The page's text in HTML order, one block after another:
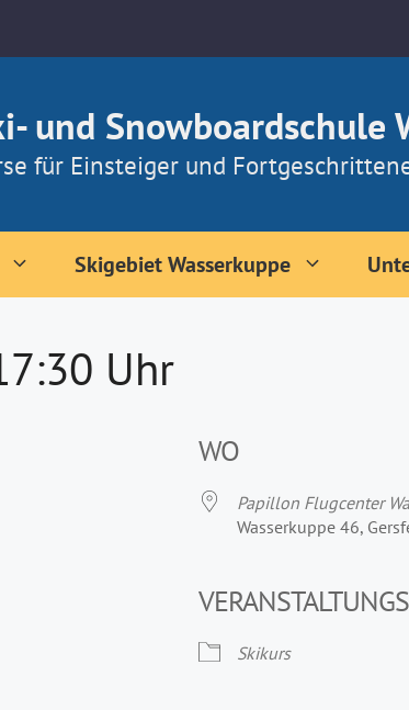
und Snowboardschule
für Einsteiger und
Skigebiet Wasserkuppe
Uhr
WO
Papillon Flugcenter
Wasserkuppe 46,
Skikurs